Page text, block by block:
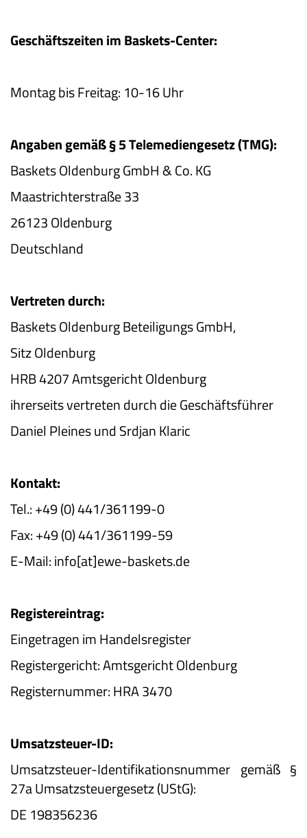
Geschäftszeiten im Baskets-Center:
Montag bis Freitag: 10-16 Uhr
Angaben gemäß § 5 Telemediengesetz (TMG):
Baskets Oldenburg GmbH & Co. KG
Maastrichterstraße 33
26123 Oldenburg
Deutschland
Vertreten durch:
Baskets Oldenburg Beteiligungs GmbH,
Sitz Oldenburg
HRB 4207 Amtsgericht Oldenburg
ihrerseits vertreten durch die Geschäftsführer
Daniel Pleines und Srdjan Klaric
Kontakt:
Tel.: +49 (0) 441/361199-0
Fax: +49 (0) 441/361199-59
E-Mail: info[at]ewe­-baskets.de
Registereintrag:
Eingetragen im Handelsregister
Registergericht: Amtsgericht Oldenburg
Registernummer: HRA 3470
Umsatzsteuer-ID:
Umsatzsteuer-Identifikationsnummer gemäß §
27a Umsatzsteuergesetz (UStG):
DE 198356236